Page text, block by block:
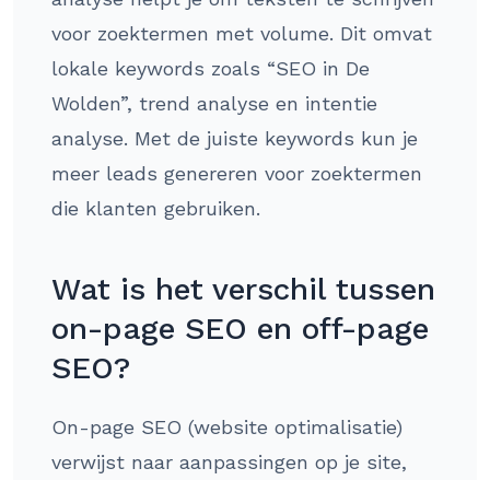
voor zoektermen met volume. Dit omvat
lokale keywords zoals “SEO in De
Wolden”, trend analyse en intentie
analyse. Met de juiste keywords kun je
meer leads genereren voor zoektermen
die klanten gebruiken.
Wat is het verschil tussen
on-page SEO en off-page
SEO?
On-page SEO (website optimalisatie)
verwijst naar aanpassingen op je site,